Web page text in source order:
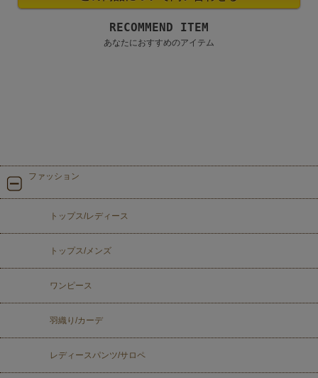
RECOMMEND ITEM
あなたにおすすめのアイテム
ファッション
トップス/レディース
トップス/メンズ
ワンピース
羽織り/カーデ
レディースパンツ/サロペ